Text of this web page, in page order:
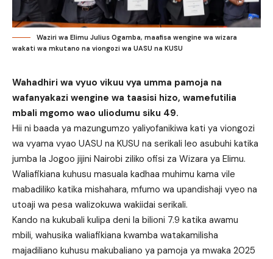
Waziri wa Elimu Julius Ogamba, maafisa wengine wa wizara
wakati wa mkutano na viongozi wa UASU na KUSU
Wahadhiri wa vyuo vikuu vya umma pamoja na
wafanyakazi wengine wa taasisi hizo, wamefutilia
mbali mgomo wao uliodumu siku 49.
Hii ni baada ya mazungumzo yaliyofanikiwa kati ya viongozi
wa vyama vyao UASU na KUSU na serikali leo asubuhi katika
jumba la Jogoo jijini Nairobi ziliko ofisi za Wizara ya Elimu.
Waliafikiana kuhusu masuala kadhaa muhimu kama vile
mabadiliko katika mishahara, mfumo wa upandishaji vyeo na
utoaji wa pesa walizokuwa wakiidai serikali.
Kando na kukubali kulipa deni la bilioni 7.9 katika awamu
mbili, wahusika waliafikiana kwamba watakamilisha
majadiliano kuhusu makubaliano ya pamoja ya mwaka 2025